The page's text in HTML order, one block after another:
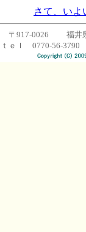
さて、いよ
〒917-0026 福井
ｔｅｌ 0770-56-